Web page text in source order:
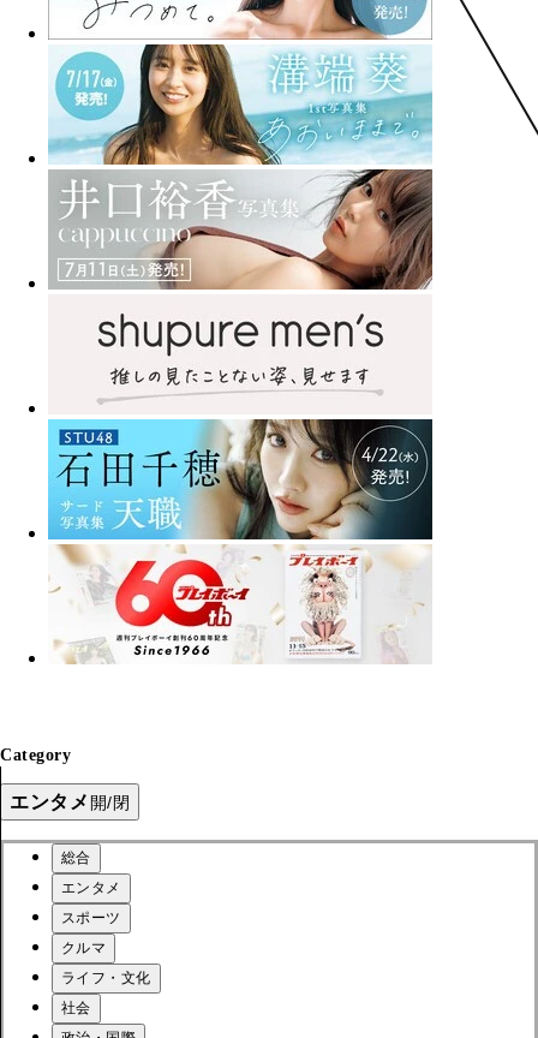
Category
エンタメ 開/閉
総合
エンタメ
スポーツ
クルマ
ライフ・文化
社会